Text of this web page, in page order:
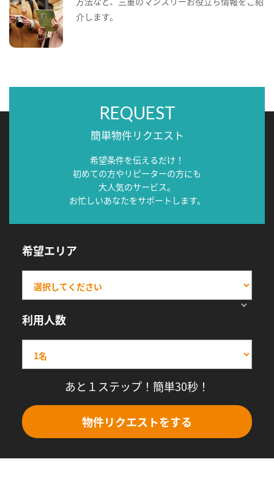
介します。
REQUEST
簡単物件リクエスト
希望条件を伝えるだけ！
初めての方やリピーターの方にも
大人気のサービス。
お忙しいあなたをサポートします。
希望エリア
利用人数
あと１ステップ！簡単30秒！
物件リクエストをする